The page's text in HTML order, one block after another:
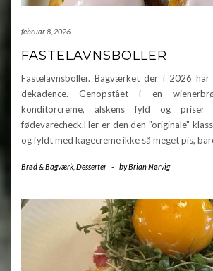
februar 8, 2026
FASTELAVNSBOLLER
Fastelavnsboller. Bagværket der i 2026
dekadence. Genopstået i en
konditorcreme, alskens fyld og
fødevarecheck.Her er den den "originale"
og fyldt med kagecreme ikke så meget pis,
Brød & Bagværk Desserter - byBrian Nørvig